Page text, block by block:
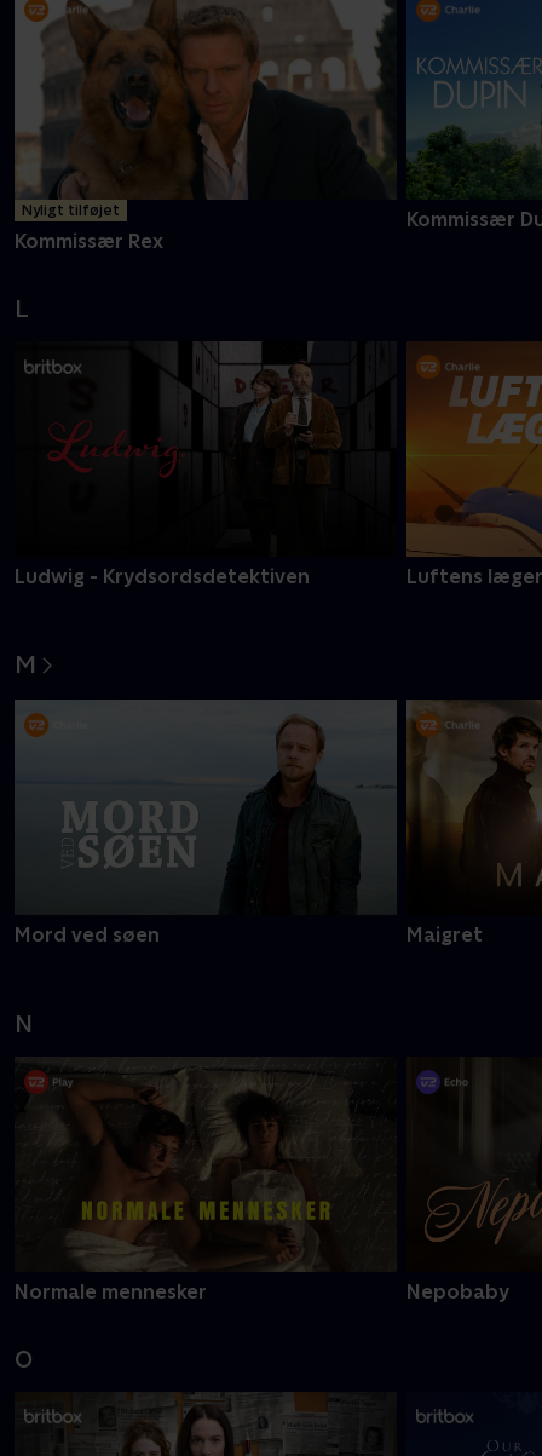
Nyligt tilføjet
Kommissær Rex
Kommissær
L
Ludwig - Krydsordsdetektiven Luftens læger
M
Mord ved søen Maigret
N
Normale mennesker Nepobaby
O